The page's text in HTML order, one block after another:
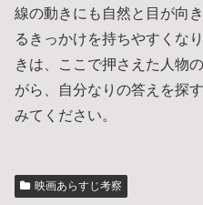
線の動きにも自然と目が向
るきっかけを持ちやすくな
きは、ここで押さえた人物
がら、自分なりの答えを探
みてください。
映画あらすじ考察